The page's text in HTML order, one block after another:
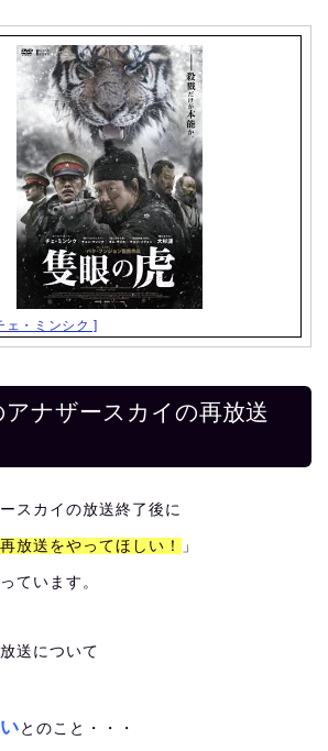
ェ・ミンシク ]
アナザースカイの再放送
スカイの放送終了後に
放送をやってほしい！ 」
ています。
送について
とのこと・・・